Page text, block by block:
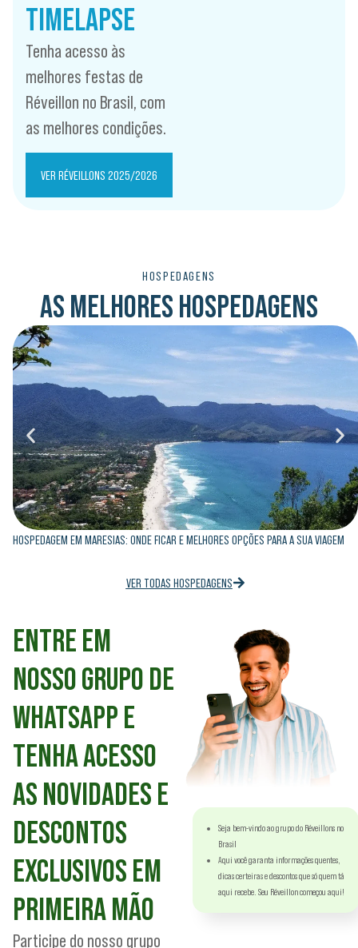
TIMELAPSE
Tenha acesso às
melhores festas de
Réveillon no Brasil, com
as melhores condições.
VER RÉVEILLONS 2025/2026
HOSPEDAGEM EM MARESIAS: ONDE FICAR E MELHORES OPÇÕES PARA A SUA VIAGEM
VER TODAS HOSPEDAGENS
HOSPEDAGENS
AS MELHORES HOSPEDAGENS
ENTRE EM
NOSSO GRUPO DE
WHATSAPP E
TENHA ACESSO
AS NOVIDADES E
DESCONTOS
EXCLUSIVOS EM
PRIMEIRA MÃO
Participe do nosso grupo
Seja bem-vindo ao grupo do Réveillons no
Brasil
Aqui você garanta informações quentes,
dicas certeiras e descontos que só quem tá
aqui recebe. Seu Réveillon começou aqui!